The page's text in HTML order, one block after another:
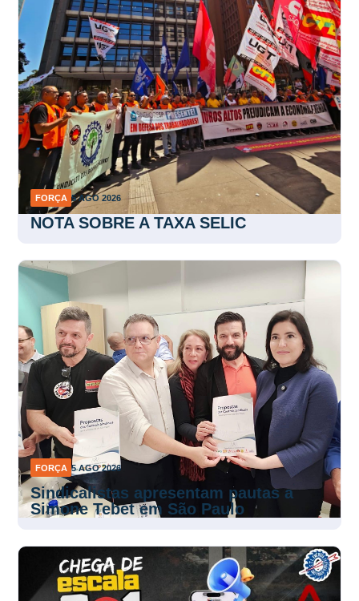
FORÇA 5 AGO 2026
NOTA SOBRE A TAXA SELIC
FORÇA 5 AGO 2026
Sindicalistas apresentam pautas a
Simone Tebet em São Paulo